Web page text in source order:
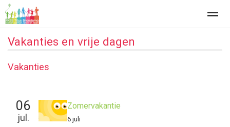
Vakanties en vrije dagen
Vakanties
06
jul.
Zomervakantie
6 juli